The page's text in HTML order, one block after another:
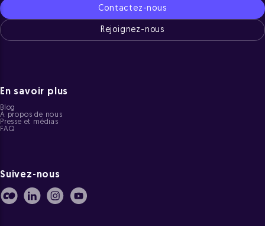
Contactez-nous
Rejoignez-nous
En savoir plus
Blog
À propos de nous
Presse et médias
FAQ
Suivez-nous